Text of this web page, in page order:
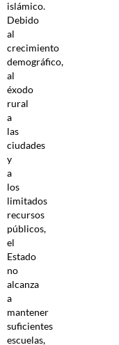
islámico.
Debido
al
crecimiento
demográfico,
al
éxodo
rural
a
las
ciudades
y
a
los
limitados
recursos
públicos,
el
Estado
no
alcanza
a
mantener
suficientes
escuelas,